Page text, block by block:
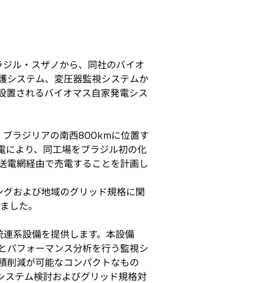
ル・スザノから、同社のバイオ
システム、変圧器監視システムか
置されるバイオマス自家発電シス
ラジリアの南西800kmに位置す
により、同工場をブラジル初の化
電網経由で売電することを計画し
および地域のグリッド規格に関
した。
系設備を提供します。本設備
パフォーマンス分析を行う監視シ
削減が可能なコンパクトなもの
ステム検討およびグリッド規格対